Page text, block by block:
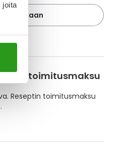
joita
toimitusmaksu
Reseptin toimitusmaksu